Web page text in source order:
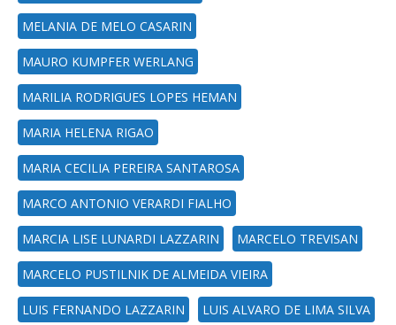
MELANIA DE MELO CASARIN
MAURO KUMPFER WERLANG
MARILIA RODRIGUES LOPES HEMAN
MARIA HELENA RIGAO
MARIA CECILIA PEREIRA SANTAROSA
MARCO ANTONIO VERARDI FIALHO
MARCIA LISE LUNARDI LAZZARIN MARCELO TREVISAN
MARCELO PUSTILNIK DE ALMEIDA VIEIRA
LUIS FERNANDO LAZZARIN LUIS ALVARO DE LIMA SILVA